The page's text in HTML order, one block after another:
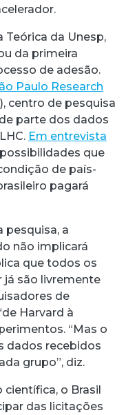
da Unesp,
da primeira
de adesão.
Paulo Research
centro de pesquisa
parte dos dados
Em entrevista
que
de país-
pagará
pesquisa, a
não implicará
que todos os
já são livremente
de
Harvard à
“Mas o
dados recebidos
grupo”, diz.
científica, o Brasil
das licitações